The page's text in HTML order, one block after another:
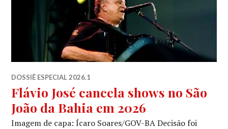
DOSSIÊ ESPECIAL 2026.1
Flávio José cancela shows no São
João da Bahia em 2026
Imagem de capa: Ícaro Soares/GOV-BA Decisão foi